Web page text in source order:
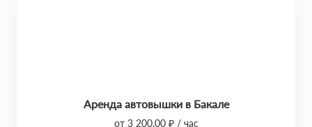
Аренда автовышки в Бакале
от 3 200,00 ₽ / час